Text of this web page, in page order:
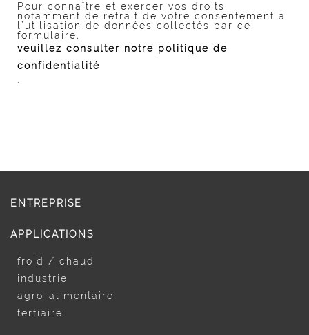
Pour connaître et exercer vos droits,
notamment de retrait de votre consentement à
l’utilisation de données collectés par ce
formulaire,
veuillez consulter notre politique de
confidentialité
ENTREPRISE
APPLICATIONS
froid / chaud
industrie
agro-alimentaire
tertiaire